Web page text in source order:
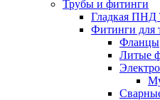
Трубы и фитинги
Гладкая ПНД
Фитинги для
Фланцы
Литые